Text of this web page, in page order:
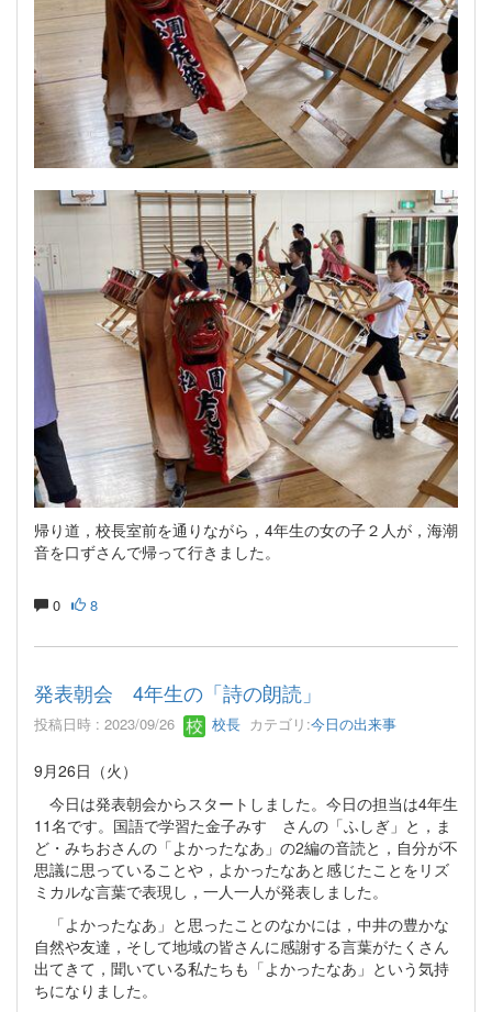
帰り道，校長室前を通りながら，4年生の女の子２人が，海潮
音を口ずさんで帰って行きました。
0 8
発表朝会 4年生の「詩の朗読」
投稿日時 : 2023/09/26 校長 カテゴリ:今日の出来事
9月26日（火）
今日は発表朝会からスタートしました。今日の担当は4年生
11名です。国語で学習た金子みすゞさんの「ふしぎ」と，ま
ど・みちおさんの「よかったなあ」の2編の音読と，自分が不
思議に思っていることや，よかったなあと感じたことをリズ
ミカルな言葉で表現し，一人一人が発表しました。
「よかったなあ」と思ったことのなかには，中井の豊かな
自然や友達，そして地域の皆さんに感謝する言葉がたくさん
出てきて，聞いている私たちも「よかったなあ」という気持
ちになりました。